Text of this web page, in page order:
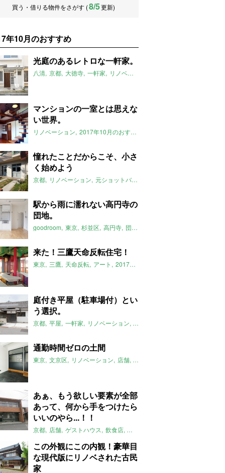
買う・借りる物件をさがす (8/5更新)
年10月のおすすめ
光庭のあるレトロな一軒家。
八清 京都 大徳寺 一軒家 リノベーション
マンションの一室とは思えな
い世界。
リノベーション 2017年10月のおすすめ
憧れたことだからこそ、小さ
く始めよう
京都 リノベーション 元ショットバー
駅から雨に濡れない高円寺の
団地。
goodroom 東京 杉並区 高円寺 団地
来た！三鷹天命反転住宅！
東京 三鷹 天命反転 アート 2017年10月のおすすめ
庭付き平屋（駐車場付）とい
う選択。
京都 平屋 一軒家 リノベーション 庭
通勤時間ゼロの土間
東京 文京区 リノベーション 店舗 事務所
あぁ、もう欲しい要素が全部
あって、何から手をつけたら
いいのやら...！！
京都 店舗 ゲストハウス 飲食店 一棟貸
この外観にこの内観！豪華目
な現代版にリノベされた古民
家